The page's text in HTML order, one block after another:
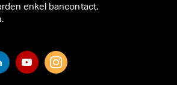
enkel bancontact,